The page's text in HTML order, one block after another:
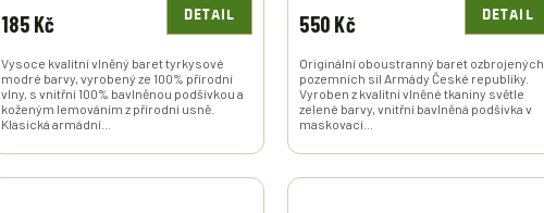
185 Kč DETAIL
Vysoce kvalitní vlněný baret tyrkysové
modré barvy, vyrobený ze 100% přírodní
vlny, s vnitřní 100% bavlněnou podšívkou a
koženým lemováním z přírodní usně.
Klasická armádní...
550 Kč DETAIL
Originální oboustranný baret ozbrojených
pozemních sil Armády České republiky.
Vyroben z kvalitní vlněné tkaniny světle
zelené barvy, vnitřní bavlněná podšívka v
maskovací...